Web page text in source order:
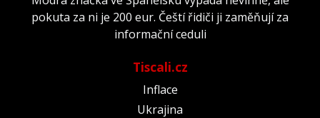
pokuta za ni je 200 eur. Čeští řidiči ji zaměňují za
informační ceduli
Tiscali.cz
Inflace
Ukrajina